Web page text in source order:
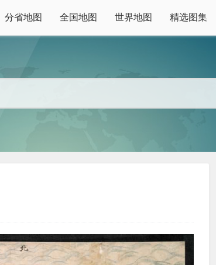
分省地图 全国地图 世界地图 精选图集